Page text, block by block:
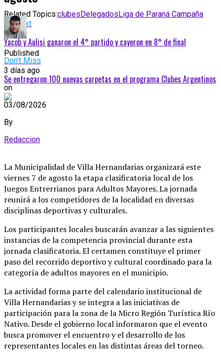
Related Topics:clubesDelegadosLiga de Paraná Campaña
Up Next
Yacob y Aulisi ganaron el 4° partido y cayeron en 8° de final
Don't Miss
Se entregaron 100 nuevas carpetas en el programa Clubes Argentinos
Published
3 días ago
on
03/08/2026
By
Redaccion
La Municipalidad de Villa Hernandarias organizará este
viernes 7 de agosto la etapa clasificatoria local de los
Juegos Entrerrianos para Adultos Mayores. La jornada
reunirá a los competidores de la localidad en diversas
disciplinas deportivas y culturales.
Los participantes locales buscarán avanzar a las siguientes
instancias de la competencia provincial durante esta
jornada clasificatoria. El certamen constituye el primer
paso del recorrido deportivo y cultural coordinado para la
categoría de adultos mayores en el municipio.
La actividad forma parte del calendario institucional de
Villa Hernandarias y se integra a las iniciativas de
participación para la zona de la Micro Región Turística Río
Nativo. Desde el gobierno local informaron que el evento
busca promover el encuentro y el desarrollo de los
representantes locales en las distintas áreas del torneo.